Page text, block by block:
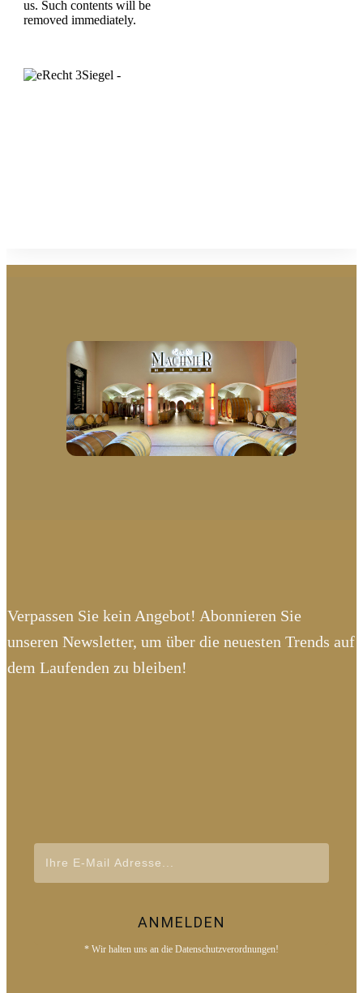
us. Such contents will be
removed immediately.
Verpassen Sie kein Angebot! Abonnieren Sie
unseren Newsletter, um über die neuesten Trends auf
dem Laufenden zu bleiben!
ANMELDEN
* Wir halten uns an die Datenschutzverordnungen!